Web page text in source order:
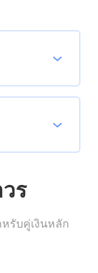
ร
รับคู่เงินหลัก